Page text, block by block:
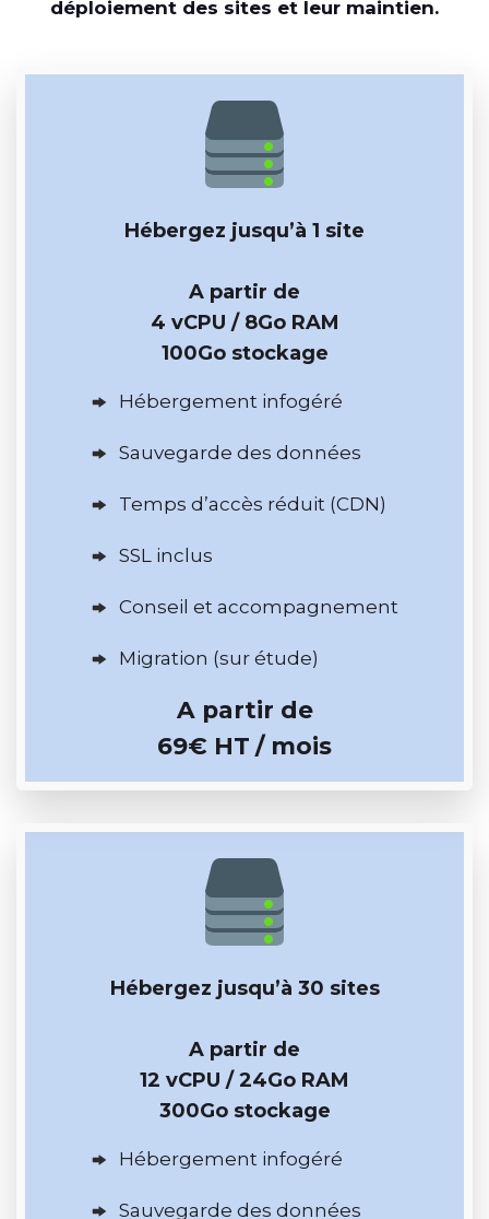
déploiement des sites et leur maintien.
Hébergez jusqu’à 1 site
A partir de
4 vCPU / 8Go RAM
100Go stockage
Hébergement infogéré
Sauvegarde des données
Temps d’accès réduit (CDN)
SSL inclus
Conseil et accompagnement
Migration (sur étude)
A partir de
69€ HT / mois
Hébergez jusqu’à 30 sites
A partir de
12 vCPU / 24Go RAM
300Go stockage
Hébergement infogéré
Sauvegarde des données